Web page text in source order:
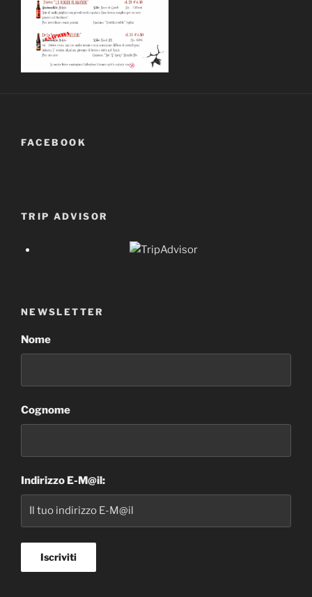
FACEBOOK
TRIP ADVISOR
NEWSLETTER
Nome
Cognome
Indirizzo E-M@il: